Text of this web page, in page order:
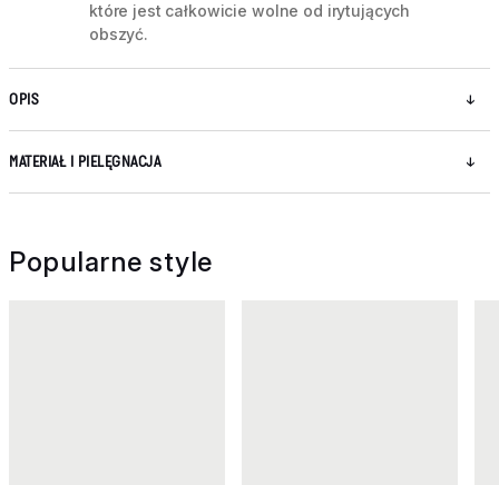
które jest całkowicie wolne od irytujących
obszyć.
OPIS
MATERIAŁ I PIELĘGNACJA
Popularne style